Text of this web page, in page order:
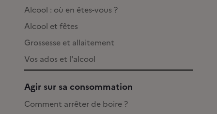
Alcool : où en êtes-vous ?
Alcool et fêtes
Grossesse et allaitement
Vos ados et l'alcool
Agir sur sa consommation
Comment arrêter de boire ?